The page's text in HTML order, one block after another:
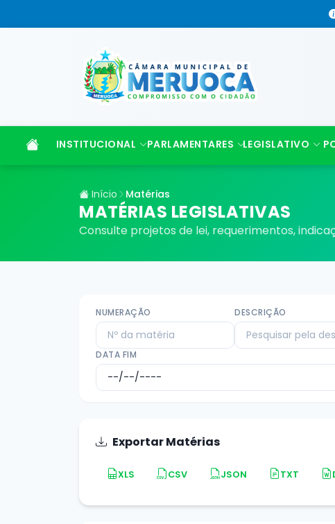
INSTITUCIONAL PARLAMENTARES LEGISLATIVO
Início Matérias
MATÉRIAS LEGISLATIVAS
Consulte projetos de lei, requerimentos,
NUMERAÇÃO DESCRIÇÃO
DATA FIM
Exportar Matérias
XLS CSV JSON TXT